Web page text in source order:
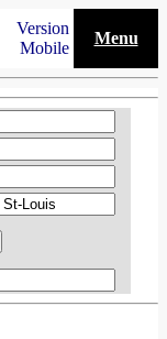
Version
Mobile
Menu